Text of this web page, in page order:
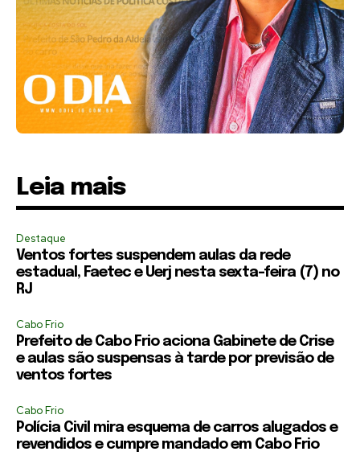
Leia mais
Destaque
Ventos fortes suspendem aulas da rede
estadual, Faetec e Uerj nesta sexta-feira (7) no
RJ
Cabo Frio
Prefeito de Cabo Frio aciona Gabinete de Crise
e aulas são suspensas à tarde por previsão de
ventos fortes
Cabo Frio
Polícia Civil mira esquema de carros alugados e
revendidos e cumpre mandado em Cabo Frio